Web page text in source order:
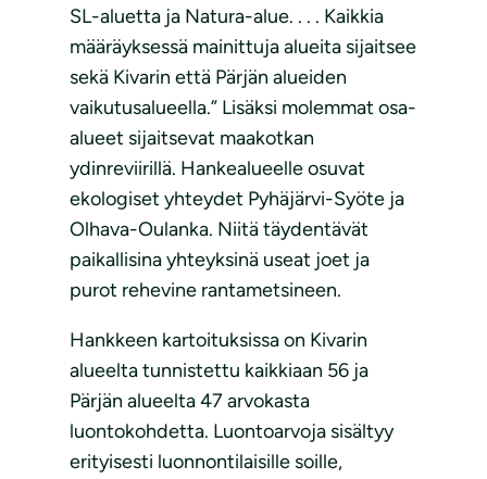
SL-aluetta ja Natura-alue. . . . Kaikkia
määräyksessä mainittuja alueita sijaitsee
sekä Kivarin että Pärjän alueiden
vaikutusalueella.” Lisäksi molemmat osa-
alueet sijaitsevat maakotkan
ydinreviirillä. Hankealueelle osuvat
ekologiset yhteydet Pyhäjärvi-Syöte ja
Olhava-Oulanka. Niitä täydentävät
paikallisina yhteyksinä useat joet ja
purot rehevine rantametsineen.
Hankkeen kartoituksissa on Kivarin
alueelta tunnistettu kaikkiaan 56 ja
Pärjän alueelta 47 arvokasta
luontokohdetta. Luontoarvoja sisältyy
erityisesti luonnontilaisille soille,